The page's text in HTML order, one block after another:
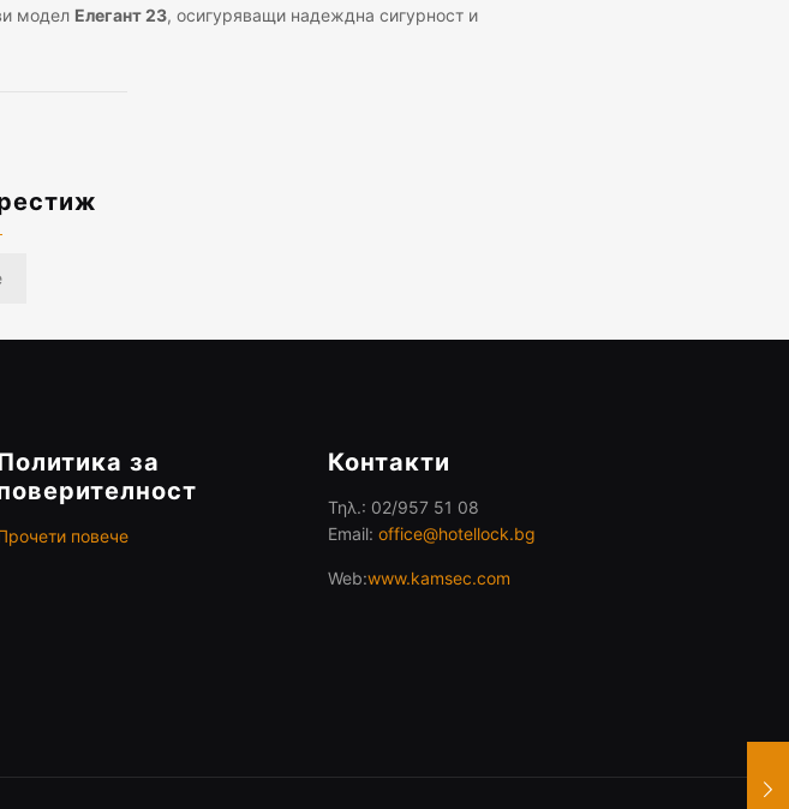
модел Елегант 23, осигуряващи надеждна сигурност и
за
повече
Контакти
Τηλ.: 02/957 51 08
Email: office@hotellock.bg
Web:www.kamsec.com